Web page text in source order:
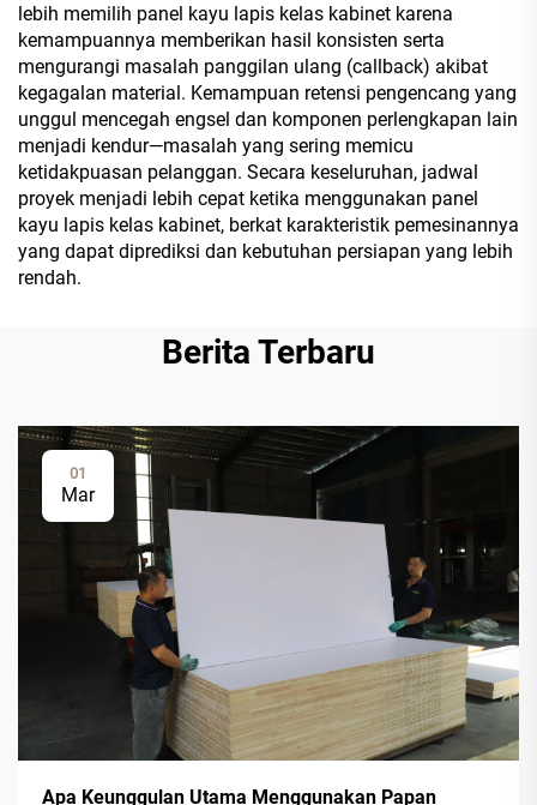
lebih memilih panel kayu lapis kelas kabinet karena
kemampuannya memberikan hasil konsisten serta
mengurangi masalah panggilan ulang (callback) akibat
kegagalan material. Kemampuan retensi pengencang yang
unggul mencegah engsel dan komponen perlengkapan lain
menjadi kendur—masalah yang sering memicu
ketidakpuasan pelanggan. Secara keseluruhan, jadwal
proyek menjadi lebih cepat ketika menggunakan panel
kayu lapis kelas kabinet, berkat karakteristik pemesinannya
yang dapat diprediksi dan kebutuhan persiapan yang lebih
rendah.
Berita Terbaru
01
Mar
Apa Keunggulan Utama Menggunakan Papan